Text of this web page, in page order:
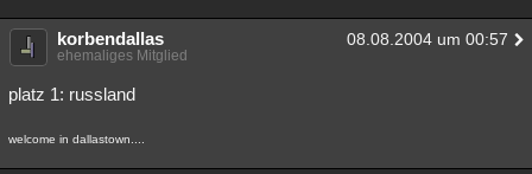
korbendallas 08.08.2004 um 00:57
ehemaliges Mitglied
platz 1: russland
welcome in dallastown....